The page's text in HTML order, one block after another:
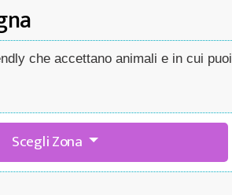
che accettano animali e in cui puoi
Scegli Zona